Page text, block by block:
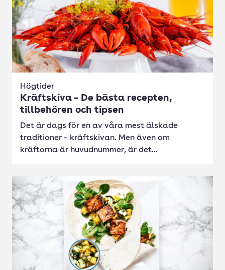
Högtider
Kräftskiva – De bästa recepten,
tillbehören och tipsen
Det är dags för en av våra mest älskade
traditioner – kräftskivan. Men även om
kräftorna är huvudnummer, är det...